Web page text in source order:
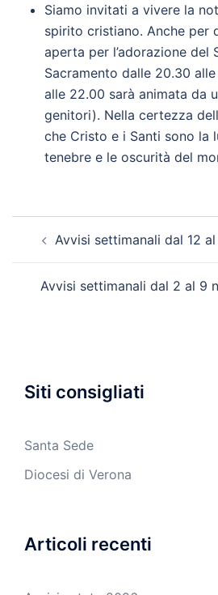
Siamo invitati a vivere la
spirito cristiano. Anche per
aperta per l’adorazione del
Sacramento dalle 20.30
alle 22.00 sarà animata da
genitori). Nella certezza
che Cristo e i Santi sono la
tenebre e le oscurità del
articoloAvvisi settimanali dal 12
Avvisi settimanali dal 2 al 9
Siti consigliati
Santa Sede
Diocesi di Verona
Articoli recenti